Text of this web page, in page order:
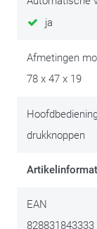
ja
Afmetingen
78 x 47 x 19
drukknoppen
EAN
828831843333